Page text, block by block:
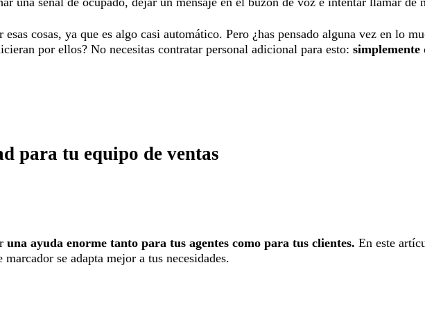
cosas, ya que es algo casi automático. Pero ¿has pensado alguna vez en lo
por ellos? No necesitas contratar personal adicional para esto:
para tu equipo de ventas
una ayuda enorme tanto para tus agentes como para tus clientes. En este
se adapta mejor a tus necesidades.